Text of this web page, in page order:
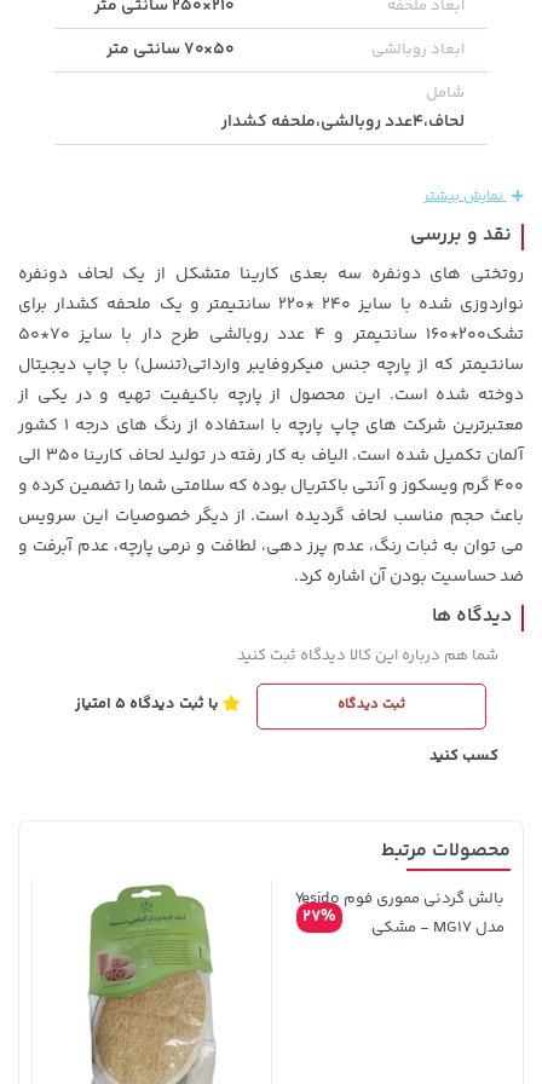
100,000 تومان
120,000
خرید 315,900 تومان خرید
1,579,000 تومان
خرید
2,679,000 تومان
3,820,000
خرید
141,000 تومان
165,900
27,580,000 تومان خرید
145,000 تومان
ابعاد ملحفه 210×250 سانتی متر
ابعاد روبالشی 50×70 سانتی متر
شامل
لحاف،۴عدد روبالشی،ملحفه کشدار
نمایش بیشتر
نقد و بررسی
روتختی های دونفره سه بعدی کارینا متشکل از یک لحاف دونفره
نواردوزی شده با سایز ۲۴۰ *۲۲۰ سانتیمتر و یک ملحفه کشدار برای
تشک۲۰۰*۱۶۰ سانتیمتر و ۴ عدد روبالشی طرح دار با سایز ۷۰*۵۰
سانتیمتر که از پارچه جنس میکروفایبر وارداتی(تنسل) با چاپ دیجیتال
دوخته شده است. این محصول از پارچه باکیفیت تهیه و در یکی از
معتبرترین شرکت های چاپ پارچه با استفاده از رنگ های درجه ۱ کشور
آلمان تکمیل شده است. الیاف به کار رفته در تولید لحاف کارینا ۳۵۰ الی
۴۰۰ گرم ویسکوز و آنتی باکتریال بوده که سلامتی شما را تضمین کرده و
باعث حجم مناسب لحاف گردیده است. از دیگر ﺧﺼﻮﺻﯿﺎت این سرویس
می توان به ﺛﺒﺎت رﻧﮓ، ﻋﺪم ﭘﺮز دﻫﯽ، ﻟﻄﺎﻓﺖ و ﻧﺮﻣﯽ پارچه، عدم آﺑﺮﻓﺖ و
ضد حساسیت بودن آن اشاره کرد.
دیدگاه ها
شما هم درباره این کالا دیدگاه ثبت کنید
ثبت دیدگاه با ثبت دیدگاه 5 امتیاز
کسب کنید
محصولات مرتبط
بالش گردنی مموری فوم Yesido
مدل MG17 - مشکی
27%